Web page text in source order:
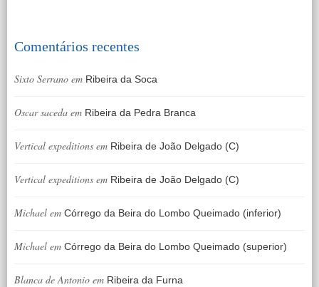
Comentários recentes
Sixto Serrano em Ribeira da Soca
Oscar saceda em Ribeira da Pedra Branca
Vertical expeditions em Ribeira de João Delgado (C)
Vertical expeditions em Ribeira de João Delgado (C)
Michael em Córrego da Beira do Lombo Queimado (inferior)
Michael em Córrego da Beira do Lombo Queimado (superior)
Blanca de Antonio em Ribeira da Furna